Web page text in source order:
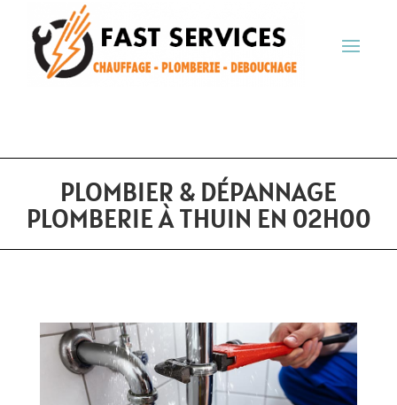
PLOMBIER & DÉPANNAGE
PLOMBERIE À THUIN EN 02H00